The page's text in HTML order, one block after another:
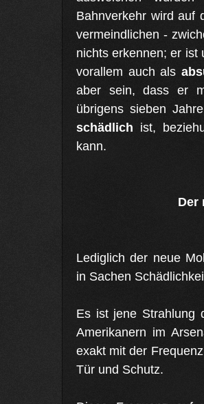
Bahnverkehr wird auf
vermeindlichen -
nichts erkennen; er
vorallem auch als
aber sein, dass er
übrigens sieben
schädlich ist,
kann.
Der
Lediglich der neue
in Sachen
Es ist jene Strahlung
Amerikanern im
exakt mit der
Tür und Schutz.